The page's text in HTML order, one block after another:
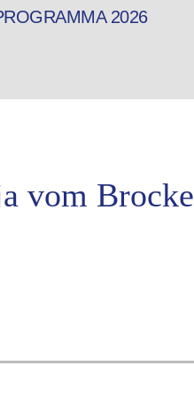
2026
vom Brocke